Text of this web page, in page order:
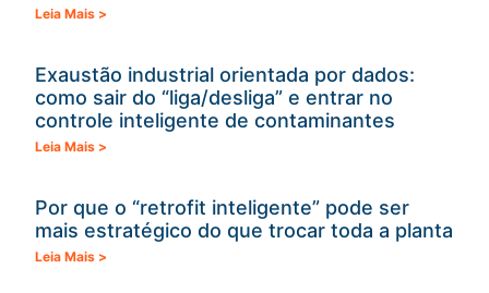
Leia Mais >
Exaustão industrial orientada por dados:
como sair do “liga/desliga” e entrar no
controle inteligente de contaminantes
Leia Mais >
Por que o “retrofit inteligente” pode ser
mais estratégico do que trocar toda a planta
Leia Mais >